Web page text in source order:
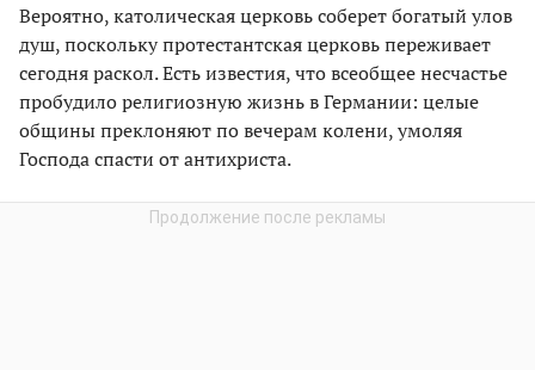
Вероятно, католическая церковь соберет богатый улов
душ, поскольку протестантская церковь переживает
сегодня раскол. Есть известия, что всеобщее несчастье
пробудило религиозную жизнь в Германии: целые
общины преклоняют по вечерам колени, умоляя
Господа спасти от антихриста.